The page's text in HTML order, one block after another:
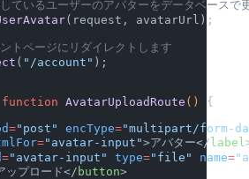
ているユーザーのアバターをデータベースで
(request, avatarUrl);
トページにリダイレクトします
( "/account" );
function AvatarUploadRoute () {
="post" encType="multipart/form-
="avatar-input">アバター</ label
="avatar-input" type="file" name=
ップロード</button>